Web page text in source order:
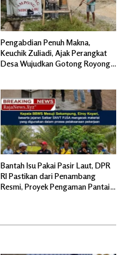
Pengabdian Penuh Makna,
Keuchik Zuliadi, Ajak Perangkat
Desa Wujudkan Gotong Royong,
Bantah Isu Pakai Pasir Laut, DPR
RI Pastikan dari Penambang
Resmi, Proyek Pengaman Pantai